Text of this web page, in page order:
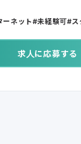
ーネット 未経験可
求人に応募する